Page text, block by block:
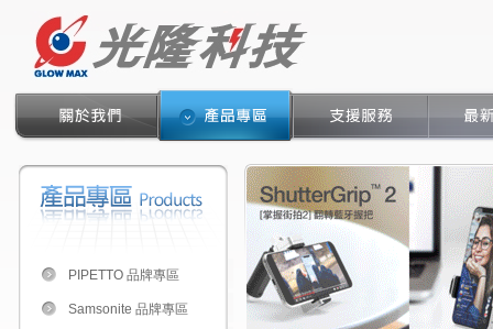
PIPETTO 品牌專區
Samsonite 品牌專區